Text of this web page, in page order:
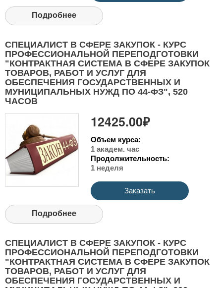
Подробнее
СПЕЦИАЛИСТ В СФЕРЕ ЗАКУПОК - КУРС
ПРОФЕССИОНАЛЬНОЙ ПЕРЕПОДГОТОВКИ
"КОНТРАКТНАЯ СИСТЕМА В СФЕРЕ ЗАКУПОК
ТОВАРОВ, РАБОТ И УСЛУГ ДЛЯ
ОБЕСПЕЧЕНИЯ ГОСУДАРСТВЕННЫХ И
МУНИЦИПАЛЬНЫХ НУЖД ПО 44-ФЗ", 520
ЧАСОВ
12425.00₽
Объем курса:
1 академ. час
Продолжительность:
1 неделя
Заказать
Подробнее
СПЕЦИАЛИСТ В СФЕРЕ ЗАКУПОК - КУРС
ПРОФЕССИОНАЛЬНОЙ ПЕРЕПОДГОТОВКИ
"КОНТРАКТНАЯ СИСТЕМА В СФЕРЕ ЗАКУПОК
ТОВАРОВ, РАБОТ И УСЛУГ ДЛЯ
ОБЕСПЕЧЕНИЯ ГОСУДАРСТВЕННЫХ И